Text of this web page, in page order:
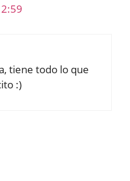
tiene todo lo que
:)